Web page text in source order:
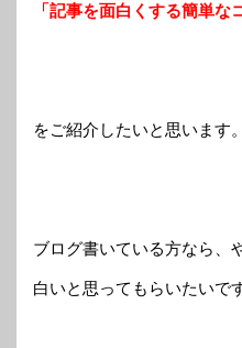
「記事を面白くする簡単な
をご紹介したいと思います。
ブログ書いている方なら、
白いと思ってもらいたいで